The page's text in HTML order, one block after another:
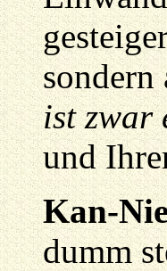
ist zwar
und
Kan-
dumm